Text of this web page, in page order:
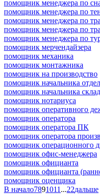
помощник менеджера по
помощник менеджера по
помощник менеджера по
помощник менеджера по
помощник менеджера по
помощник мерчендайзера
помощник механика
помощник монтажника
помощник на производство
помощник начальника
помощник начальника
помощник нотариуса
помощник оперативного
помощник оператора
помощник оператора ПК
помощник оператора
помощник операционного
помощник офис-менеджера
помощник официанта
помощник официанта
помощник оценщика
В начало7891011 ...22дальше